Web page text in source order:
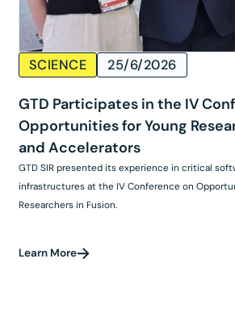
SCIENCE 25/6/2026
GTD Participates in the IV
Opportunities for Young
and Accelerators
GTD SIR presented its experience in critical
infrastructures at the IV Conference on
Researchers in Fusion.
Learn More